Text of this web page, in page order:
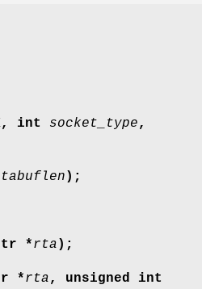
int socket_type,
);
*rta );
*rta, unsigned int